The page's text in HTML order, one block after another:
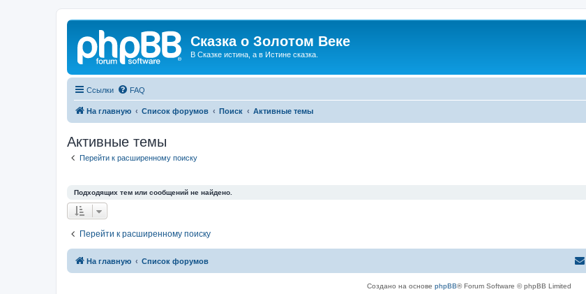
Сказка о Золотом Веке
В Сказке истина, а в Истине сказка.
Ссылки FAQ
На главную Список форумов Поиск Активные темы
Активные темы
Перейти к расширенному поиску
Подходящих тем или сообщений не найдено.
Перейти к расширенному поиску
На главную Список форумов
Создано на основе phpBB® Forum Software © phpBB Limited